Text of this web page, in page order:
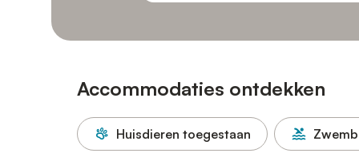
Accommodaties ontdekken
Huisdieren toegestaan